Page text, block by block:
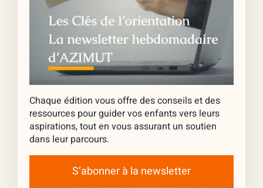
Chaque édition vous offre des conseils et des
ressources pour guider vos enfants vers leurs
aspirations, tout en vous assurant un soutien
dans leur parcours.
S’abonner à la newsletter